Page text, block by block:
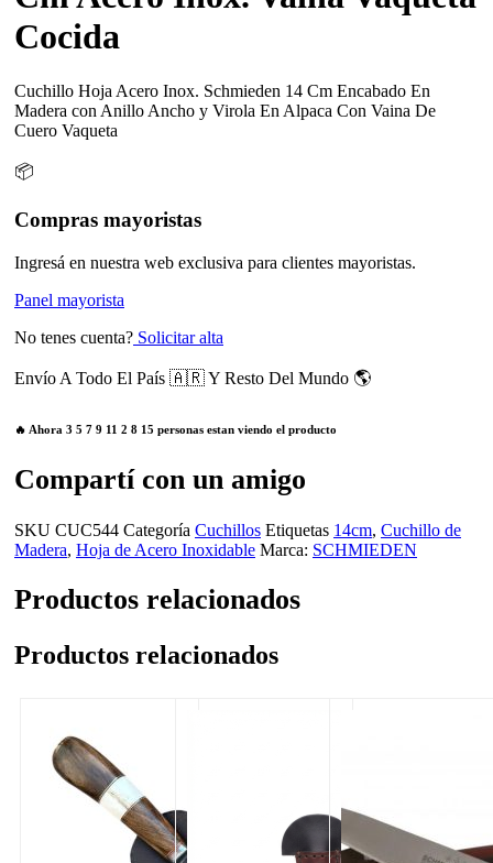
Cocida
Cuchillo Hoja Acero Inox. Schmieden 14 Cm Encabado En
Madera con Anillo Ancho y Virola En Alpaca Con Vaina De
Cuero Vaqueta
📦
Compras mayoristas
Ingresá en nuestra web exclusiva para clientes mayoristas.
Panel mayorista
No tenes cuenta? Solicitar alta
Envío A Todo El País 🇦🇷 Y Resto Del Mundo 🌎
🔥 Ahora 3 5 7 9 11 2 8 15 personas estan viendo el producto
Compartí con un amigo
SKU CUC544 Categoría Cuchillos Etiquetas 14cm, Cuchillo de
Madera, Hoja de Acero Inoxidable Marca: SCHMIEDEN
Productos relacionados
Productos relacionados